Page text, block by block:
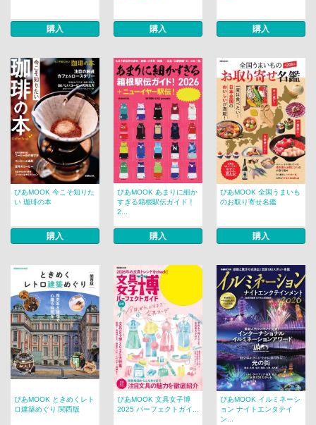
購入 購入 購入
ぴあMOOK 今こそ知りた
い 珈琲の本
購入
ぴあMOOK あまりに細か
すぎる箱根駅伝ガイド！
2...
購入
ぴあMOOK 全国うまいも
のお取り寄せ名鑑
購入
ぴあMOOK ときめくレト
ロ建築めぐり 関西版
ぴあMOOK 文具女子博
2025 パーフェクトガイ...
ぴあMOOK イルミネーシ
ョン ナイトエンタテイ
ン...